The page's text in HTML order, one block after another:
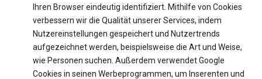
Ihren Browser eindeutig identifiziert. Mithilfe von Cookies
verbessern wir die Qualität unserer Services, indem
Nutzereinstellungen gespeichert und Nutzertrends
aufgezeichnet werden, beispielsweise die Art und Weise,
wie Personen suchen. Außerdem verwendet Google
Cookies in seinen Werbeprogrammen, um Inserenten und